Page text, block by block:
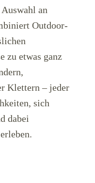
an
Outdoor-
zu etwas ganz
Klettern – jeder
sich
dabei